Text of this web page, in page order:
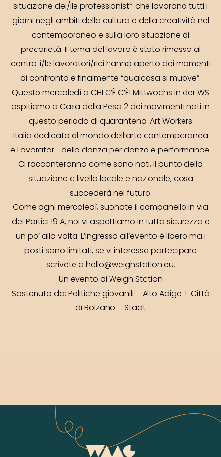
situazione dei/lle professionist* che lavorano tutti i
giorni negli ambiti della cultura e della creatività nel
contemporaneo e sulla loro situazione di
precarietà. Il tema del lavoro è stato rimesso al
centro, i/le lavoratori/rici hanno aperto dei momenti
di confronto e finalmente “qualcosa si muove”.
Questo mercoledì a CHI C’È C’È! Mittwochs in der WS
ospitiamo a Casa della Pesa 2 dei movimenti nati in
questo periodo di quarantena:Art Workers
Italiadedicato al mondo dell’arte contemporanea
eLavorator_ della danzaper danza e performance.
Ci racconteranno come sono nati, il punto della
situazione a livello locale e nazionale, cosa
succederà nel futuro.
Come ogni mercoledì, suonate il campanello in via
dei Portici 19 A, noi vi aspettiamo in tutta sicurezza e
un po’ alla volta. L’ingresso all’evento è libero ma i
posti sono limitati, se vi interessa partecipare
scrivete a hello@weighstation.eu.
Un evento diWeigh Station
Sostenuto da:Politiche giovanili – Alto Adige +Città
di Bolzano – Stadt